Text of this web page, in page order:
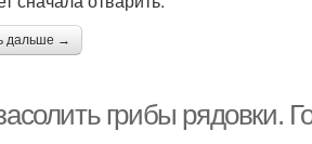
дальше →
грибы рядовки.